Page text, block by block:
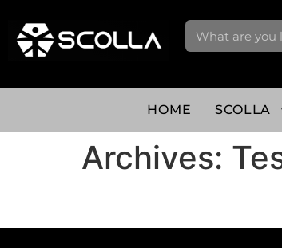
HOME SCOLLA
Archives: